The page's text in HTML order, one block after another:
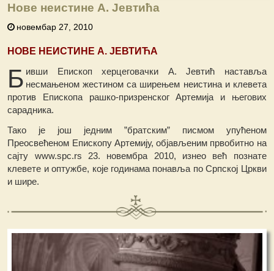
Нове неистине А. Јевтића
новембар 27, 2010
НОВЕ НЕИСТИНЕ А. ЈЕВТИЋА
Б ивши Епископ херцеговачки А. Јевтић наставља
несмањеном жестином са ширењем неистина и клевета
против Епископа рашко-призренског Артемија и његових
сарадника.
Тако је још једним ”братским” писмом упућеном
Преосвећеном Епископу Артемију, објављеним првобитно на
сајту www.spc.rs 23. новембра 2010, изнео већ познате
клевете и оптужбе, које годинама понавља по Српској Цркви
и шире.